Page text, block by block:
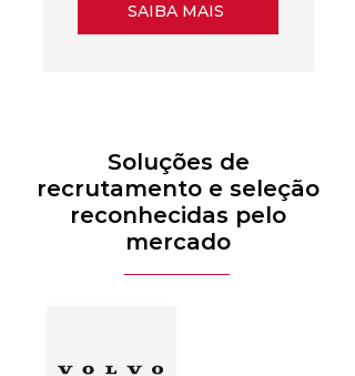
SAIBA MAIS
Soluções de
recrutamento e seleção
reconhecidas pelo
mercado